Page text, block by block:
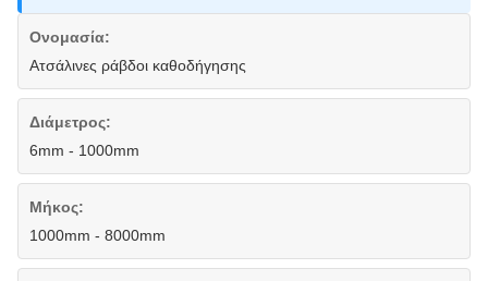
Ονομασία:
Ατσάλινες ράβδοι καθοδήγησης
Διάμετρος:
6mm - 1000mm
Μήκος:
1000mm - 8000mm